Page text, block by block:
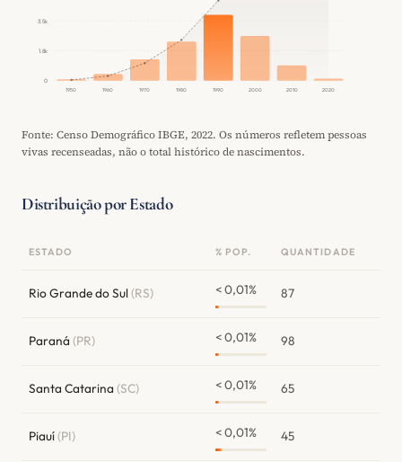
0
1.8k
3.5k
1950 1960 1970 1980 1990 2000 2010 2020
Fonte: Censo Demográfico IBGE, 2022. Os números refletem pessoas
vivas recenseadas, não o total histórico de nascimentos.
Distribuição por Estado
ESTADO % POP. QUANTIDADE
Rio Grande do Sul(RS) < 0,01% 87
Paraná (PR) < 0,01% 98
Santa Catarina (SC) < 0,01% 65
Piauí(PI) < 0,01% 45